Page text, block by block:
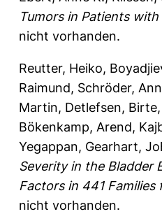
Tumors in Patients
nicht vorhanden.
Reutter, Heiko,
Raimund, Schröder,
Martin, Detlefsen, Birte,
Bökenkamp, Arend,
Yegappan, Gearhart,
Severity in the Bladder
Factors in 441
nicht vorhanden.